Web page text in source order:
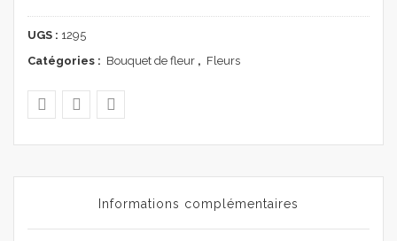
UGS : 1295
Catégories : Bouquet de fleur , Fleurs
Informations complémentaires